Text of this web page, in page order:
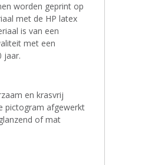
worden geprint op
met de HP latex
is van een
met een
jaar.
en krasvrij
pictogram afgewerkt
of mat